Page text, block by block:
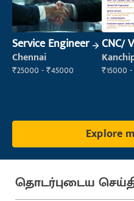
Service Engineer
Chennai
₹25000 - ₹45000
CNC/
₹15000
Explore
தொடர்புடைய